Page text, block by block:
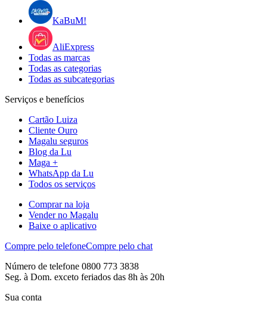
KaBuM!
AliExpress
Todas as marcas
Todas as categorias
Todas as subcategorias
Serviços e benefícios
Cartão Luiza
Cliente Ouro
Magalu seguros
Blog da Lu
Maga +
WhatsApp da Lu
Todos os serviços
Comprar na loja
Vender no Magalu
Baixe o aplicativo
Compre pelo telefoneCompre pelo chat
Número de telefone 0800 773 3838
Seg. à Dom. exceto feriados das 8h às 20h
Sua conta